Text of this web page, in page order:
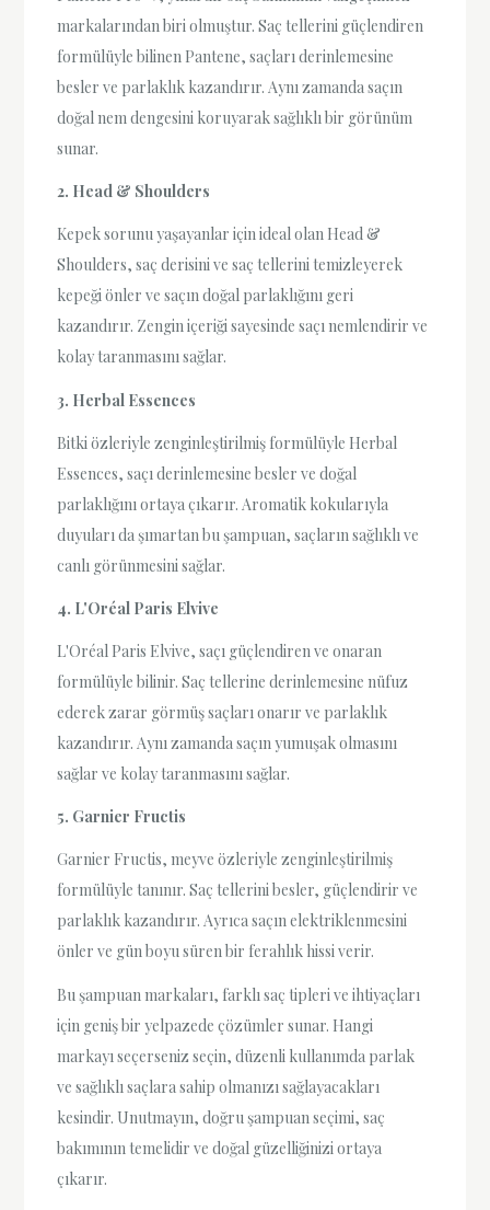
markalarından biri olmuştur. Saç tellerini güçlendiren
formülüyle bilinen Pantene, saçları derinlemesine
besler ve parlaklık kazandırır. Aynı zamanda saçın
doğal nem dengesini koruyarak sağlıklı bir görünüm
sunar.
2. Head & Shoulders
Kepek sorunu yaşayanlar için ideal olan Head &
Shoulders, saç derisini ve saç tellerini temizleyerek
kepeği önler ve saçın doğal parlaklığını geri
kazandırır. Zengin içeriği sayesinde saçı nemlendirir ve
kolay taranmasını sağlar.
3. Herbal Essences
Bitki özleriyle zenginleştirilmiş formülüyle Herbal
Essences, saçı derinlemesine besler ve doğal
parlaklığını ortaya çıkarır. Aromatik kokularıyla
duyuları da şımartan bu şampuan, saçların sağlıklı ve
canlı görünmesini sağlar.
4. L'Oréal Paris Elvive
L'Oréal Paris Elvive, saçı güçlendiren ve onaran
formülüyle bilinir. Saç tellerine derinlemesine nüfuz
ederek zarar görmüş saçları onarır ve parlaklık
kazandırır. Aynı zamanda saçın yumuşak olmasını
sağlar ve kolay taranmasını sağlar.
5. Garnier Fructis
Garnier Fructis, meyve özleriyle zenginleştirilmiş
formülüyle tanınır. Saç tellerini besler, güçlendirir ve
parlaklık kazandırır. Ayrıca saçın elektriklenmesini
önler ve gün boyu süren bir ferahlık hissi verir.
Bu şampuan markaları, farklı saç tipleri ve ihtiyaçları
için geniş bir yelpazede çözümler sunar. Hangi
markayı seçerseniz seçin, düzenli kullanımda parlak
ve sağlıklı saçlara sahip olmanızı sağlayacakları
kesindir. Unutmayın, doğru şampuan seçimi, saç
bakımının temelidir ve doğal güzelliğinizi ortaya
çıkarır.